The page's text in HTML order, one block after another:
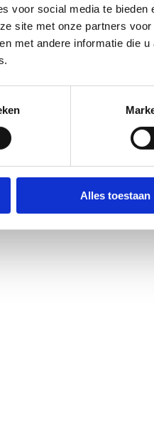
voor social media te bieden
site met onze partners
met andere informatie die u
Alles toestaan